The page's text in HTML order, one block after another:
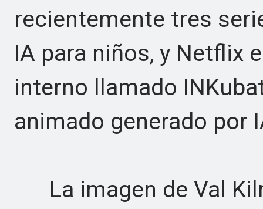
recientemente tres
IA para niños, y Netflix
interno llamado
animado generado por
La imagen de Val